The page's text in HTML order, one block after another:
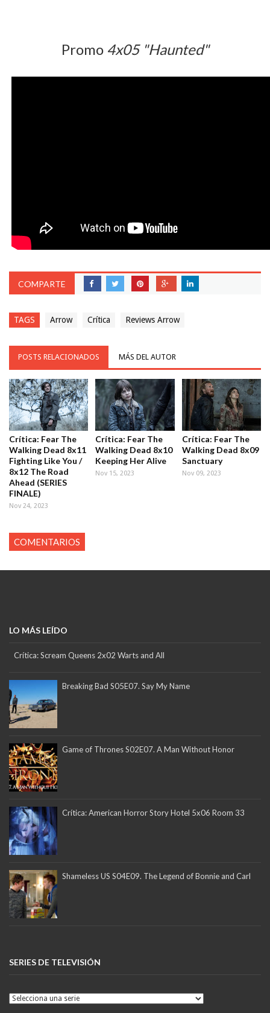
Promo4x05 "Haunted"
COMPARTE
TAGS Arrow Crítica Reviews Arrow
POSTS RELACIONADOS MÁS DEL AUTOR
Crítica: Fear The
Walking Dead 8x11
Fighting Like You /
8x12 The Road
Ahead (SERIES
FINALE)
Nov 24, 2023
Crítica: Fear The
Walking Dead 8x10
Keeping Her Alive
Nov 15, 2023
Crítica: Fear The
Walking Dead 8x09
Sanctuary
Nov 09, 2023
COMENTARIOS
LO MÁS LEÍDO
Crítica: Scream Queens 2x02 Warts and All
Breaking Bad S05E07. Say My Name
Game of Thrones S02E07. A Man Without Honor
Crítica: American Horror Story Hotel 5x06 Room 33
Shameless US S04E09. The Legend of Bonnie and Carl
SERIES DE TELEVISIÓN